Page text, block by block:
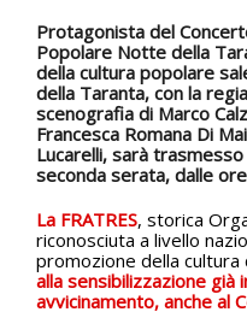
Protagonista del
Popolare Notte della
della cultura popolare
della Taranta, con la
scenografia di Marco
Francesca Romana Di
Lucarelli, sarà trasmesso
seconda serata, dalle
La FRATRES, storica
riconosciuta a livello
promozione della cultura
alla sensibilizzazione già
avvicinamento, anche al